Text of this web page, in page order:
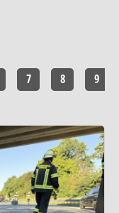
7 8 9